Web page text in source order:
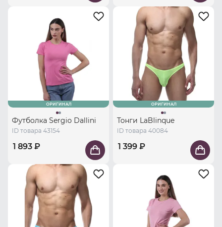
ОРИГИНАЛ
Футболка Sergio Dallini
ID товара 43154
1 893 ₽
ОРИГИНАЛ
Тонги LaBlinque
ID товара 40084
1 399 ₽